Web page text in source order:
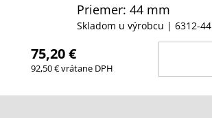
Priemer: 44 mm
Skladom u výrobcu | 6312-44
75,20 €
92,50 € vrátane DPH